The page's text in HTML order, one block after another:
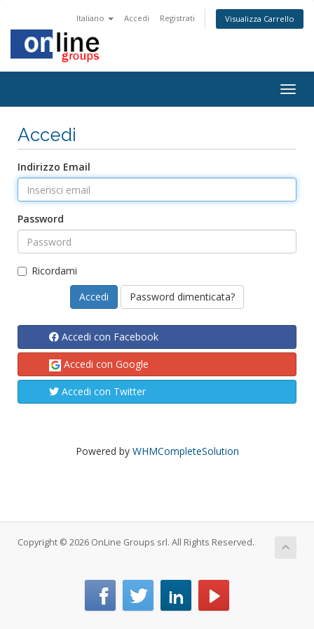
Italiano Accedi Registrati Visualizza Carrello
Accedi
Indirizzo Email
Password
Ricordami
Password dimenticata?
Accedi con Facebook
Accedi con Google
Accedi con Twitter
Powered by WHMCompleteSolution
Copyright © 2026 OnLine Groups srl. All Rights Reserved.